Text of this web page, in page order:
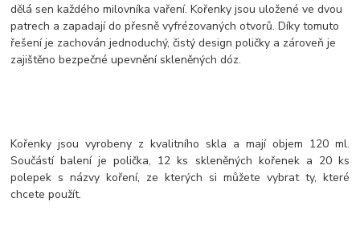
dělá sen každého milovníka vaření. Kořenky jsou uložené ve dvou
patrech a zapadají do přesně vyfrézovaných otvorů. Díky tomuto
řešení je zachován jednoduchý, čistý design poličky a zároveň je
zajištěno bezpečné upevnění skleněných dóz.
Kořenky jsou vyrobeny z kvalitního skla a mají objem 120 ml.
Součástí balení je polička, 12 ks skleněných kořenek a 20 ks
polepek s názvy koření, ze kterých si můžete vybrat ty, které
chcete použít.